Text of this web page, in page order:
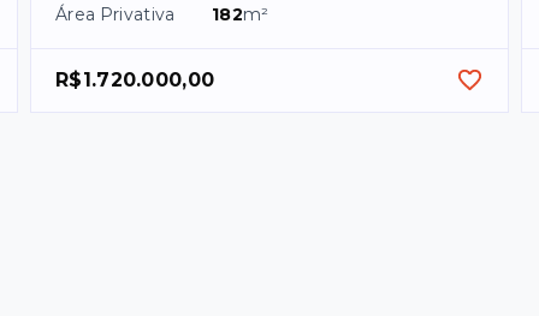
Área Privativa
182m²
R$1.720.000,00